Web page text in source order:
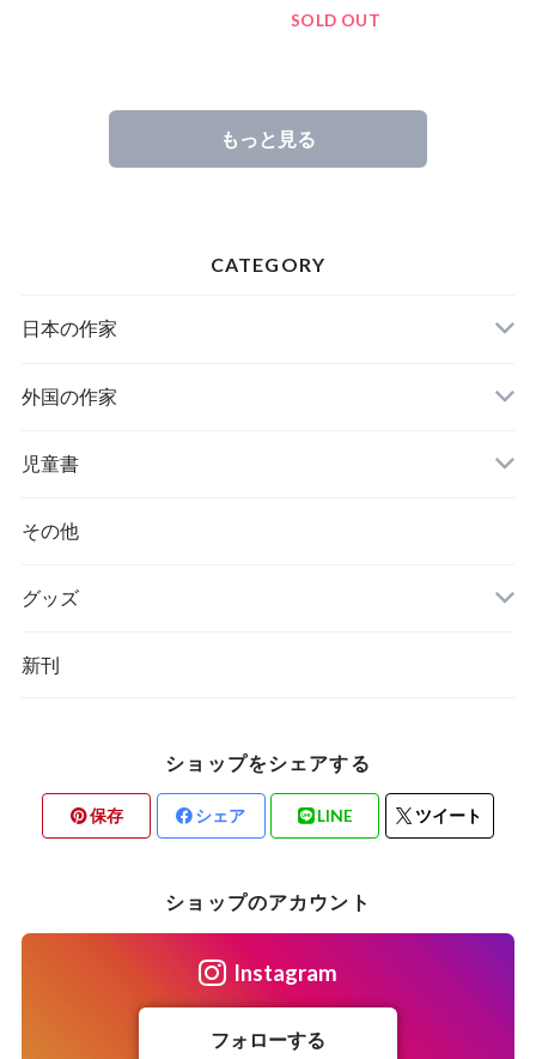
SOLD OUT
もっと見る
CATEGORY
日本の作家
外国の作家
チェコ
ハンガリー
その他
ポーランド
児童書
その他
グッズ
新刊
ショップをシェアする
保存 シェア LINE ツイート
ショップのアカウント
Instagram
フォローする